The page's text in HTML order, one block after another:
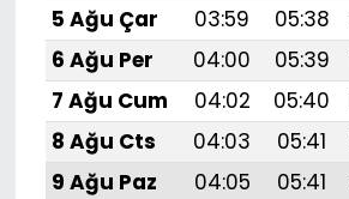
5 Ağu Çar
03:59 05:38
6 Ağu Per
04:00 05:39
7 Ağu Cum
04:02 05:40
8 Ağu Cts
04:03 05:41
9 Ağu Paz
04:05 05:41